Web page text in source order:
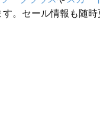
。セール情報も随時